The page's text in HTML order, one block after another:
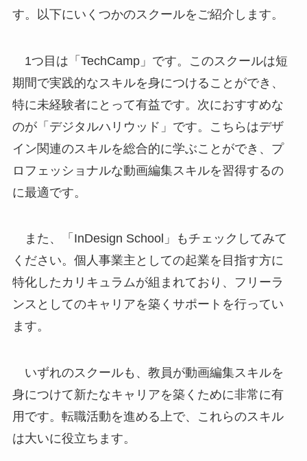
す。以下にいくつかのスクールをご紹介します。
1つ目は「TechCamp」です。このスクールは短
期間で実践的なスキルを身につけることができ、
特に未経験者にとって有益です。次におすすめな
のが「デジタルハリウッド」です。こちらはデザ
イン関連のスキルを総合的に学ぶことができ、プ
ロフェッショナルな動画編集スキルを習得するの
に最適です。
また、「InDesign School」もチェックしてみて
ください。個人事業主としての起業を目指す方に
特化したカリキュラムが組まれており、フリーラ
ンスとしてのキャリアを築くサポートを行ってい
ます。
いずれのスクールも、教員が動画編集スキルを
身につけて新たなキャリアを築くために非常に有
用です。転職活動を進める上で、これらのスキル
は大いに役立ちます。